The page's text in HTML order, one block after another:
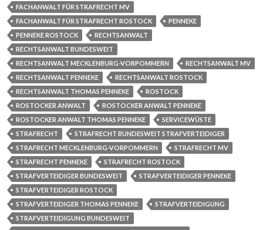
FACHANWALT FÜR STRAFRECHT MV
FACHANWALT FÜR STRAFRECHT ROSTOCK
PENNEKE
PENNEKE ROSTOCK
RECHTSANWALT
RECHTSANWALT BUNDESWEIT
RECHTSANWALT MECKLENBURG-VORPOMMERN
RECHTSANWALT MV
RECHTSANWALT PENNEKE
RECHTSANWALT ROSTOCK
RECHTSANWALT THOMAS PENNEKE
ROSTOCK
ROSTOCKER ANWALT
ROSTOCKER ANWALT PENNEKE
ROSTOCKER ANWALT THOMAS PENNEKE
SERVICEWÜSTE
STRAFRECHT
STRAFRECHT BUNDESWEIT STRAFVERTEIDIGER
STRAFRECHT MECKLENBURG-VORPOMMERN
STRAFRECHT MV
STRAFRECHT PENNEKE
STRAFRECHT ROSTOCK
STRAFVERTEIDIGER BUNDESWEIT
STRAFVERTEIDIGER PENNEKE
STRAFVERTEIDIGER ROSTOCK
STRAFVERTEIDIGER THOMAS PENNEKE
STRAFVERTEIDIGUNG
STRAFVERTEIDIGUNG BUNDESWEIT